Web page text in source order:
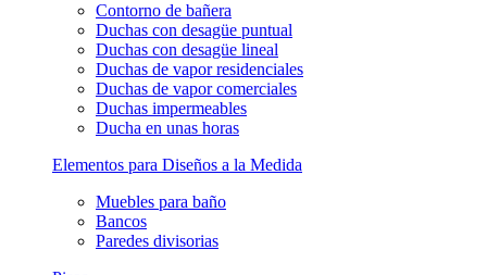
Contorno de bañera
Duchas con desagüe puntual
Duchas con desagüe lineal
Duchas de vapor residenciales
Duchas de vapor comerciales
Duchas impermeables
Ducha en unas horas
Elementos para Diseños a la Medida
Muebles para baño
Bancos
Paredes divisorias